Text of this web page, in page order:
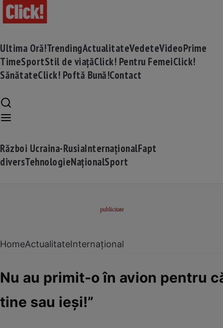
Ultima Oră!TrendingActualitateVedeteVideoPrime
TimeSportStil de viațăClick! Pentru FemeiClick!
SănătateClick! Poftă Bună!Contact
Război Ucraina-RusiaInternaționalFapt
diversTehnologieNaționalSport
HomeActualitateInternațional
Nu au primit-o în avion pentru
tine sau ieși!”